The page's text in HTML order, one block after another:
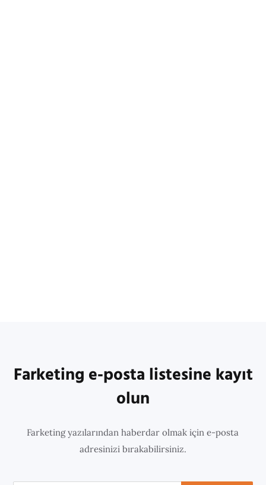
Farketing e-posta listesine kayıt
olun
Farketing yazılarından haberdar olmak için e-posta
adresinizi bırakabilirsiniz.